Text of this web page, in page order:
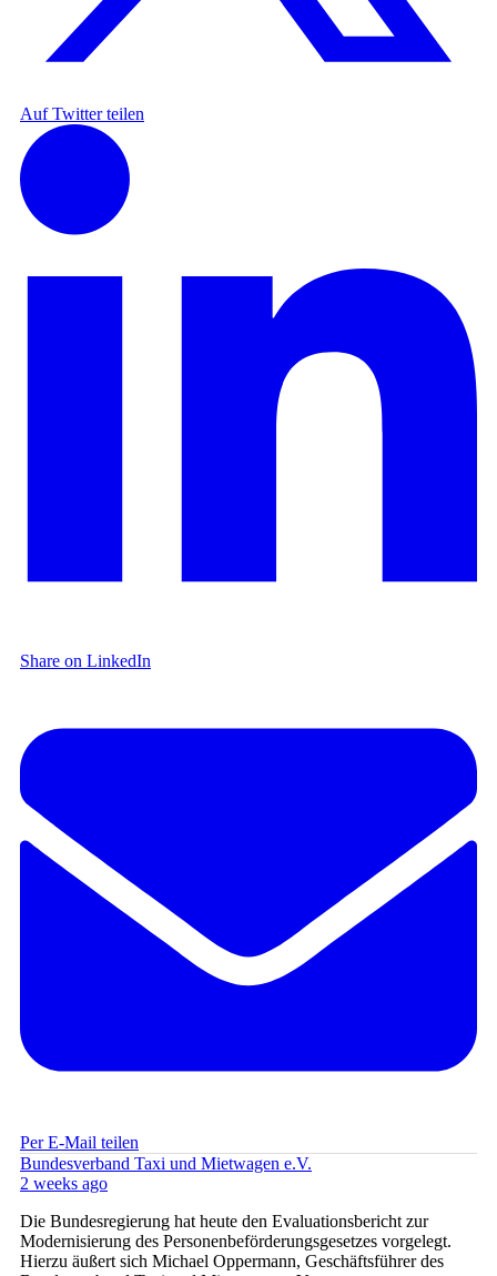
Auf Twitter teilen
Share on LinkedIn
Per E-Mail teilen
Bundesverband Taxi und Mietwagen e.V.
2 weeks ago
Die Bundesregierung hat heute den Evaluationsbericht zur
Modernisierung des Personenbeförderungsgesetzes vorgelegt.
Hierzu äußert sich Michael Oppermann, Geschäftsführer des